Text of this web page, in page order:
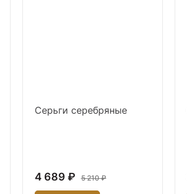
Серьги серебряные
4 689 ₽ 5 210 ₽